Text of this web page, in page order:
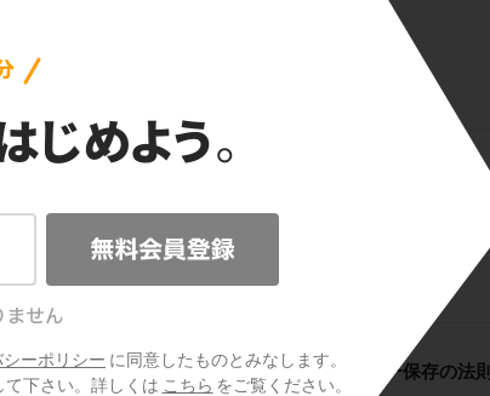
ーポリシー に同意したものとみなします。
下さい。詳しくは こちら をご覧ください。
ん。
力学的エネルギー保存の法則